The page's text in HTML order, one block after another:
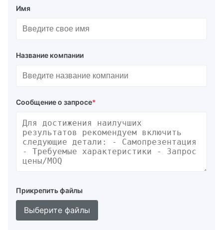
Имя
Название компании
Сообщение о запросе*
Прикрепить файлы
Выберите файлы